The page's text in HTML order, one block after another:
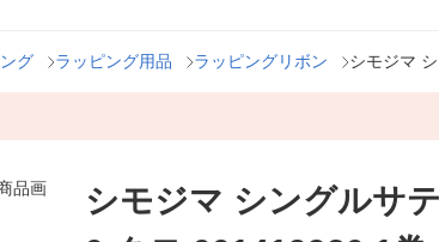
グ ラッピング用品 ラッピングリボン シモジマ
シモジマ シングルサ